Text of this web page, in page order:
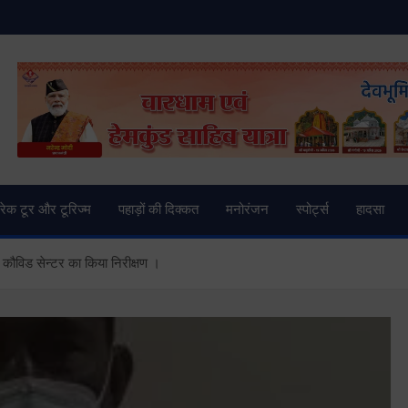
News | Uttarkashi
टूर और टूरिज्म पहाड़ों की दिक्कत मनोरंजन स्पोर्ट्स हादसा
सेन्टर का किया निरीक्षण ।